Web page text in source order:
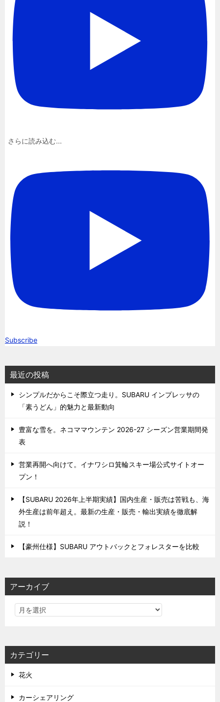
さらに読み込む...
Subscribe
最近の投稿
シンプルだからこそ際立つ走り。SUBARU インプレッサの
「素うどん」的魅力と最新動向
豊富な雪を。ネコママウンテン 2026-27 シーズン営業期間発
表
営業再開へ向けて。イナワシロ箕輪スキー場公式サイトオー
プン！
【SUBARU 2026年上半期実績】国内生産・販売は苦戦も、海
外生産は前年超え。最新の生産・販売・輸出実績を徹底解
説！
【豪州仕様】SUBARU アウトバックとフォレスターを比較
アーカイブ
カテゴリー
花火
カーシェアリング